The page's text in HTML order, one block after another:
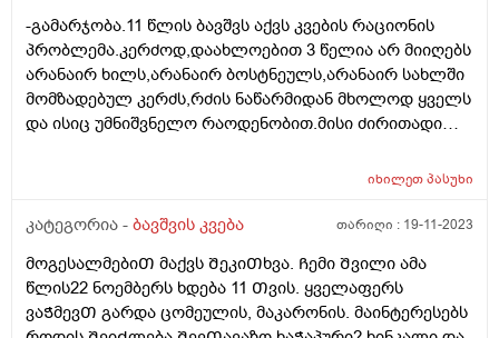
საქმე?
-გამარჯობა.11 წლის ბავშვს აქვს კვების რაციონის
პრობლემა.კერძოდ,დაახლოებით 3 წელია არ მიიღებს
არანაირ ხილს,არანაირ ბოსტნეულს,არანაირ სახლში
მომზადებულ კერძს,რძის ნაწარმიდან მხოლოდ ყველს
და ისიც უმნიშვნელო რაოდენობით.მისი ძირითადი
წელია,ფაქტიურად ჯანსაღს აღარაფერს
და წინააღმდეგობას აზრი არ აქვს.თვითონაც
განიცდის რომ ვუხსნი რა საფრთხისშემცველია
მსგავსი კვება,მაგრამ არ შეუძლია ჭამოს სხვა
იხილეთპასუხი
კატეგორია - ბავშვის კვება თარიღი : 19-11-2023
მოგესალმებიᲗ მაქვს ᲨეკიᲗხვა. Ჩემი Შვილი ამა
წლის22 ნოემბერს ხდება 11 Თვის. ყველაფერს
ვაᲭმევᲗ გარდა ცომეულის, მაკარონის. მაინტერესებს